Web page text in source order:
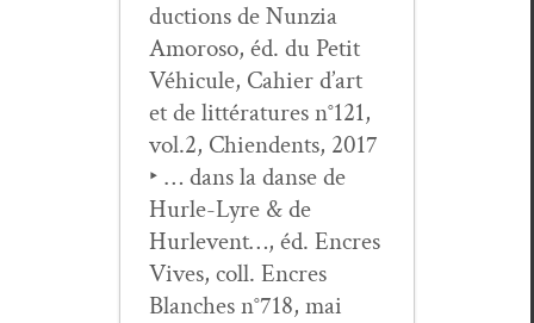
duc­tions de Nun­zia
Amoroso, éd. du Petit
Véhicule, Cahi­er d’art
et de lit­téra­tures n°121,
vol.2, Chien­dents, 2017
‣ … dans la danse de
Hurle-Lyre & de
Hurlevent…, éd. Encres
Vives, coll. Encres
Blanch­es n°718, mai